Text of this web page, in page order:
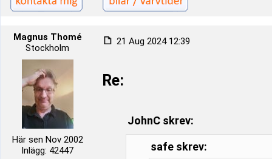
Magnus Thomé
Stockholm
Här sen Nov 2002
Inlägg: 42447
21 Aug 2024 12:39
Re:
JohnC skrev:
safe skrev: